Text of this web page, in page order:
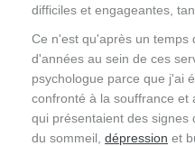
difficiles et engageantes,
Ce n'est qu'après un temps
d'années au sein de ces
psychologue parce que j'ai
confronté à la souffrance et
qui présentaient des signes
du sommeil, dépression et